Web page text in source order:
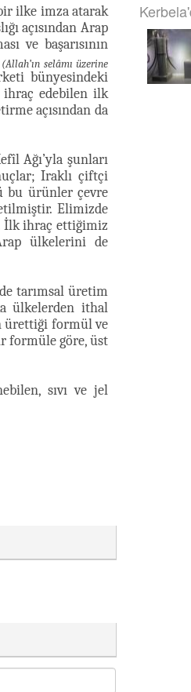
ilke imza atarak
açısından Arap
ve başarısının
(Allah’ın selâmı üzerine
bünyesindeki
ihraç edebilen ilk
açısından da
Ağı’yla şunları
Iraklı çiftçi
bu ürünler çevre
Elimizde
İlk ihraç ettiğimiz
ülkelerini de
tarımsal üretim
ülkelerden ithal
ürettiği formül ve
formüle göre, üst
sıvı ve jel